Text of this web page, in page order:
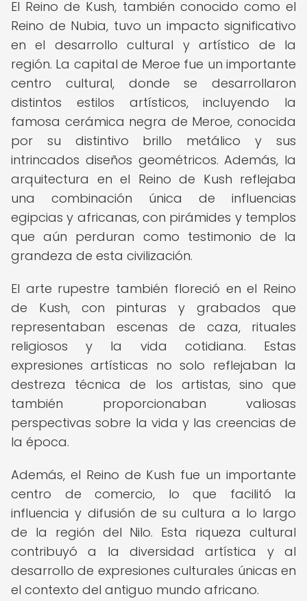
El Reino de Kush, también conocido como el
Reino de Nubia, tuvo un impacto significativo
en el desarrollo cultural y artístico de la
región. La capital de Meroe fue un importante
centro cultural, donde se desarrollaron
distintos estilos artísticos, incluyendo la
famosa cerámica negra de Meroe, conocida
por su distintivo brillo metálico y sus
intrincados diseños geométricos. Además, la
arquitectura en el Reino de Kush reflejaba
una combinación única de influencias
egipcias y africanas, con pirámides y templos
que aún perduran como testimonio de la
grandeza de esta civilización.
El arte rupestre también floreció en el Reino
de Kush, con pinturas y grabados que
representaban escenas de caza, rituales
religiosos y la vida cotidiana. Estas
expresiones artísticas no solo reflejaban la
destreza técnica de los artistas, sino que
también proporcionaban valiosas
perspectivas sobre la vida y las creencias de
la época.
Además, el Reino de Kush fue un importante
centro de comercio, lo que facilitó la
influencia y difusión de su cultura a lo largo
de la región del Nilo. Esta riqueza cultural
contribuyó a la diversidad artística y al
desarrollo de expresiones culturales únicas en
el contexto del antiguo mundo africano.